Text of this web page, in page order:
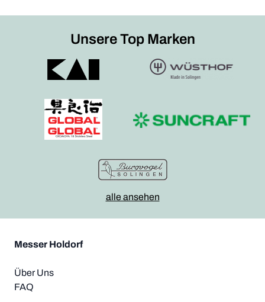
Unsere Top Marken
alle ansehen
Messer Holdorf
Über Uns
FAQ